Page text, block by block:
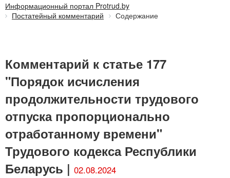
Информационный портал Protrud.by
Постатейный комментарий
Содержание
Комментарий к статье 177
"Порядок исчисления
продолжительности трудового
отпуска пропорционально
отработанному времени"
Трудового кодекса Республики
Беларусь | 02.08.2024